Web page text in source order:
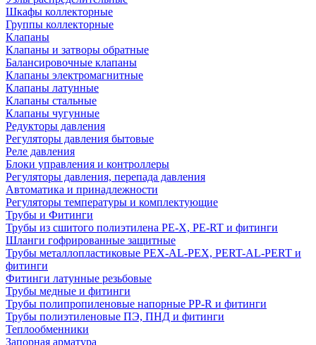
Шкафы коллекторные
Группы коллекторные
Клапаны
Клапаны и затворы обратные
Балансировочные клапаны
Клапаны электромагнитные
Клапаны латунные
Клапаны стальные
Клапаны чугунные
Редукторы давления
Регуляторы давления бытовые
Реле давления
Блоки управления и контроллеры
Регуляторы давления, перепада давления
Автоматика и принадлежности
Регуляторы температуры и комплектующие
Трубы и Фитинги
Трубы из сшитого полиэтилена PE-X, PE-RT и фитинги
Шланги гофрированные защитные
Трубы металлопластиковые PEX-AL-PEX, PERT-AL-PERT и
фитинги
Фитинги латунные резьбовые
Трубы медные и фитинги
Трубы полипропиленовые напорные PP-R и фитинги
Трубы полиэтиленовые ПЭ, ПНД и фитинги
Теплообменники
Запорная арматура